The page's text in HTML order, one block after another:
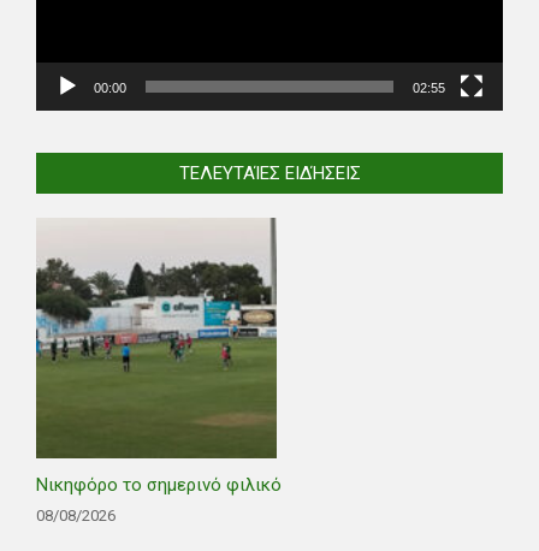
00:00 02:55
ΤΕΛΕΥΤΑΊΕΣ ΕΙΔΉΣΕΙΣ
Νικηφόρο το σημερινό φιλικό
08/08/2026